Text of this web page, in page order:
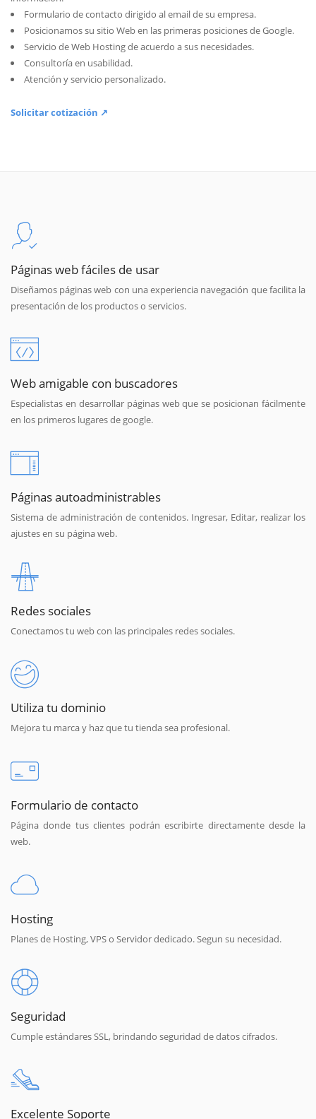
Formulario de contacto dirigido al email de su empresa.
Posicionamos su sitio Web en las primeras posiciones de Google.
Servicio de Web Hosting de acuerdo a sus necesidades.
Consultoría en usabilidad.
Atención y servicio personalizado.
Solicitar cotización ↗
Páginas web fáciles de usar
Diseñamos páginas web con una experiencia navegación que facilita la
presentación de los productos o servicios.
Web amigable con buscadores
Especialistas en desarrollar páginas web que se posicionan fácilmente
en los primeros lugares de google.
Páginas autoadministrables
Sistema de administración de contenidos. Ingresar, Editar, realizar los
ajustes en su página web.
Redes sociales
Conectamos tu web con las principales redes sociales.
Utiliza tu dominio
Mejora tu marca y haz que tu tienda sea profesional.
Formulario de contacto
Página donde tus clientes podrán escribirte directamente desde la
web.
Hosting
Planes de Hosting, VPS o Servidor dedicado. Segun su necesidad.
Seguridad
Cumple estándares SSL, brindando seguridad de datos cifrados.
Excelente Soporte